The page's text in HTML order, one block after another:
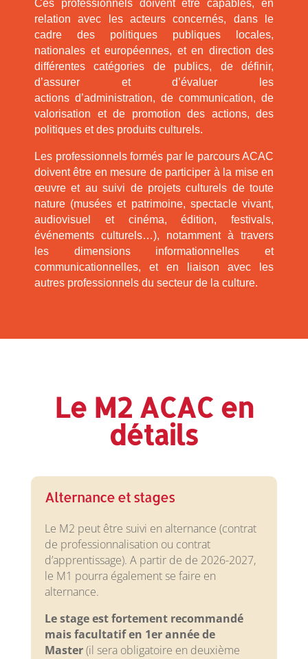
Ces professionnels doivent être capables, en
relation avec les acteurs concernés, dans le
cadre des politiques publiques locales,
nationales et européennes, et en direction des
différentes catégories de publics, de définir,
d’assurer et d’évaluer les
actions d’administration, de communication, de
valorisation et de promotion des actions, des
politiques et des produits culturels.
Les professionnels formés par le parcours ACAC
doivent être en mesure de participer à la mise en
œuvre et au suivi de projets culturels de toute
nature (musées et patrimoine, spectacle vivant,
audiovisuel et cinéma, édition, festivals,
événements culturels…), notamment à travers
les dimensions informationnelles et
communicationnelles, et en liaison avec les
autres professionnels du secteur de la culture.
Le M2 ACAC en
détails
Alternance et stages
Le M2 peut être suivi en alternance (contrat
de professionnalisation ou contrat
d’apprentissage). A partir de de 2026-2027,
le M1 pourra également se faire en
alternance.
Lestageest fortement recommandé
mais facultatif en 1er année de
Master(il sera obligatoire en deuxième